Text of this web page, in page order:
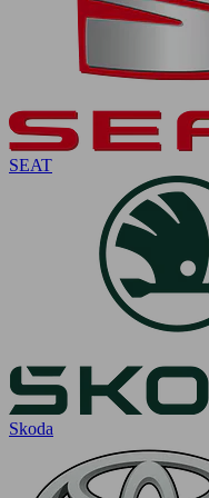
SEAT
Skoda